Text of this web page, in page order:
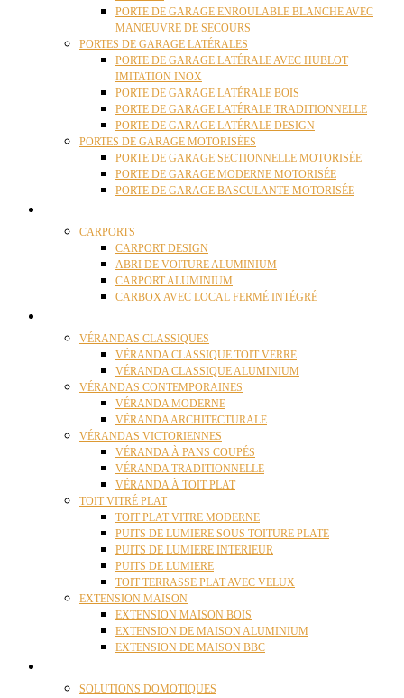
PORTE DE GARAGE ENROULABLE BLANCHE AVEC
MANŒUVRE DE SECOURS
PORTES DE GARAGE LATÉRALES
PORTE DE GARAGE LATÉRALE AVEC HUBLOT
IMITATION INOX
PORTE DE GARAGE LATÉRALE BOIS
PORTE DE GARAGE LATÉRALE TRADITIONNELLE
PORTE DE GARAGE LATÉRALE DESIGN
PORTES DE GARAGE MOTORISÉES
PORTE DE GARAGE SECTIONNELLE MOTORISÉE
PORTE DE GARAGE MODERNE MOTORISÉE
PORTE DE GARAGE BASCULANTE MOTORISÉE
CARPORTS
CARPORT DESIGN
ABRI DE VOITURE ALUMINIUM
CARPORT ALUMINIUM
CARBOX AVEC LOCAL FERMÉ INTÉGRÉ
VÉRANDAS CLASSIQUES
VÉRANDA CLASSIQUE TOIT VERRE
VÉRANDA CLASSIQUE ALUMINIUM
VÉRANDAS CONTEMPORAINES
VÉRANDA MODERNE
VÉRANDA ARCHITECTURALE
VÉRANDAS VICTORIENNES
VÉRANDA À PANS COUPÉS
VÉRANDA TRADITIONNELLE
VÉRANDA À TOIT PLAT
TOIT VITRÉ PLAT
TOIT PLAT VITRE MODERNE
PUITS DE LUMIERE SOUS TOITURE PLATE
PUITS DE LUMIERE INTERIEUR
PUITS DE LUMIERE
TOIT TERRASSE PLAT AVEC VELUX
EXTENSION MAISON
EXTENSION MAISON BOIS
EXTENSION DE MAISON ALUMINIUM
EXTENSION DE MAISON BBC
SOLUTIONS DOMOTIQUES